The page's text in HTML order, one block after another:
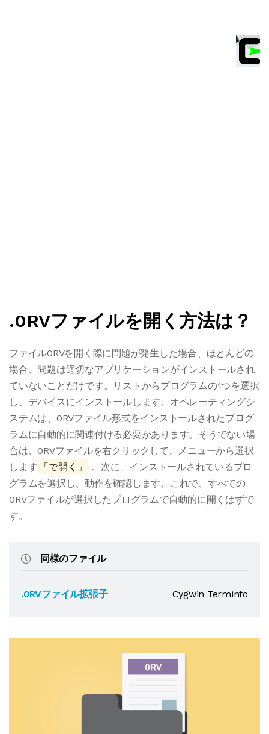
.0RVファイルを開く方法は？
ファイル0RVを開く際に問題が発生した場合、ほとんどの
場合、問題は適切なアプリケーションがインストールされ
ていないことだけです。リストからプログラムの1つを選択
し、デバイスにインストールします。オペレーティングシ
ステムは、0RVファイル形式をインストールされたプログ
ラムに自動的に関連付ける必要があります。そうでない場
合は、0RVファイルを右クリックして、メニューから選択
します
「で開く」
。次に、インストールされているプロ
グラムを選択し、動作を確認します。これで、すべての
0RVファイルが選択したプログラムで自動的に開くはずで
す。
同様のファイル
.0RVファイル拡張子 Cygwin Terminfo